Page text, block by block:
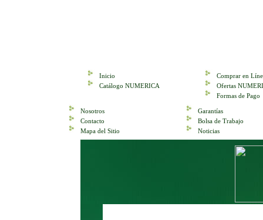
Inicio
Catálogo NUMERICA
Comprar en
Ofertas
Formas de Pago
Nosotros
Contacto
Mapa del Sitio
Garantías
Bolsa de Trabajo
Noticias